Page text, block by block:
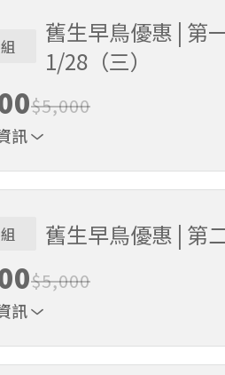
舊生早鳥優惠 | 第
1/28（三）
$5,000
訊
練習衣各1件 & 追風奇幻島體驗券
舊生早鳥優惠 | 第
$5,000
訊
練習衣各1件 & 追風奇幻島體驗券